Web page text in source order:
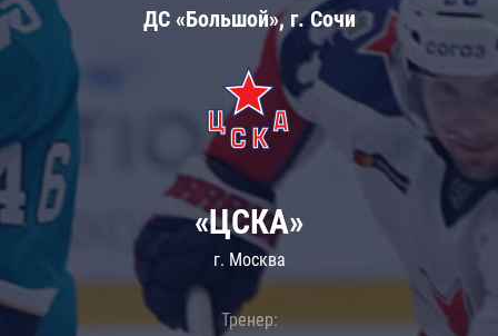
ДС «Большой», г. Сочи
«ЦСКА»
г. Москва
Тренер: